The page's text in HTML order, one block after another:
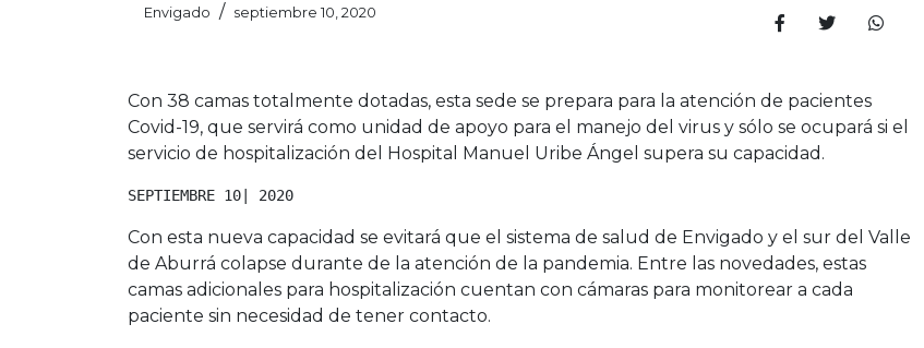
Envigado / septiembre 10, 2020
Con 38 camas totalmente dotadas, esta sede se prepara para la atención de pacientes
Covid-19, que servirá como unidad de apoyo para el manejo del virus y sólo se ocupará si el
servicio de hospitalización del Hospital Manuel Uribe Ángel supera su capacidad.
SEPTIEMBRE 10| 2020
Con esta nueva capacidad se evitará que el sistema de salud de Envigado y el sur del Valle
de Aburrá colapse durante de la atención de la pandemia. Entre las novedades, estas
camas adicionales para hospitalización cuentan con cámaras para monitorear a cada
paciente sin necesidad de tener contacto.